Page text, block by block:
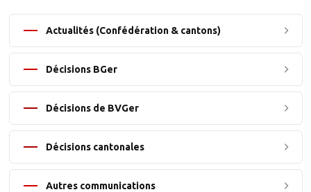
Actualités (Confédération & cantons)
Décisions BGer
Décisions de BVGer
Décisions cantonales
Autres communications